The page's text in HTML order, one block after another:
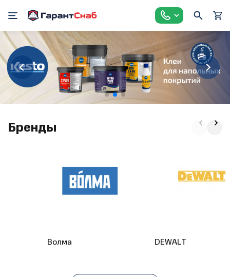
Бренды
Волма DEWALT